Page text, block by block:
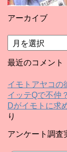
アーカイブ
ア
ー
カ
ブ
最近のコメント
イモトアヤコの
イッテQで不仲？
Dがイモトに求
り
アンケート調査